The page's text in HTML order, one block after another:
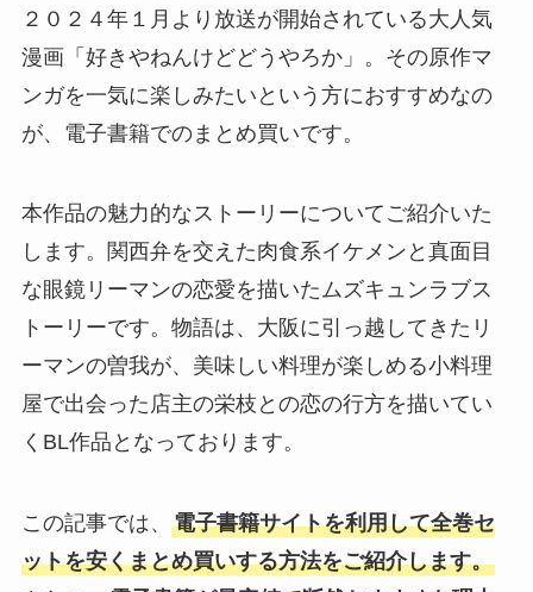
２０２４年１月より放送が開始されている大人気
漫画「好きやねんけどどうやろか」。その原作マ
ンガを一気に楽しみたいという方におすすめなの
が、電子書籍でのまとめ買いです。
本作品の魅力的なストーリーについてご紹介いた
します。関西弁を交えた肉食系イケメンと真面目
な眼鏡リーマンの恋愛を描いたムズキュンラブス
トーリーです。物語は、大阪に引っ越してきたリ
ーマンの曽我が、美味しい料理が楽しめる小料理
屋で出会った店主の栄枝との恋の行方を描いてい
くBL作品となっております。
この記事では、 電子書籍サイトを利用して全巻セ
ットを安くまとめ買いする方法をご紹介します。